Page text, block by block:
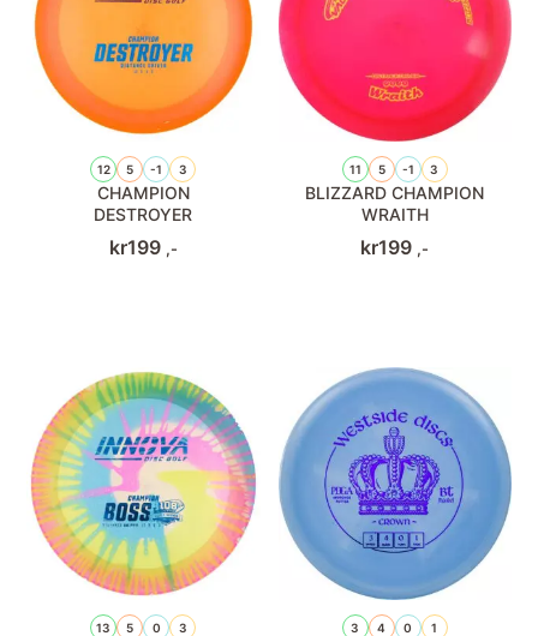
12 5 -1 3
CHAMPION
DESTROYER
kr199 ,-
11 5 -1 3
BLIZZARD CHAMPION
WRAITH
kr199 ,-
13 5 0 3 3 4 0 1